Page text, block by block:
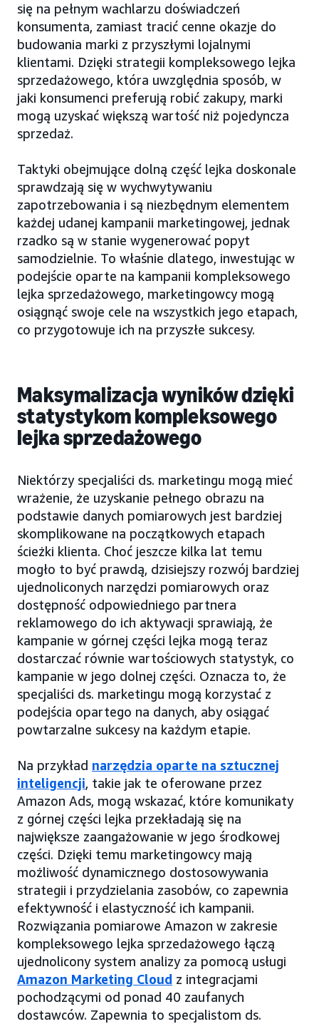
się na pełnym wachlarzu doświadczeń
konsumenta, zamiast tracić cenne okazje do
budowania marki z przyszłymi lojalnymi
klientami. Dzięki strategii kompleksowego lejka
sprzedażowego, która uwzględnia sposób, w
jaki konsumenci preferują robić zakupy, marki
mogą uzyskać większą wartość niż pojedyncza
sprzedaż.
Taktyki obejmujące dolną część lejka doskonale
sprawdzają się w wychwytywaniu
zapotrzebowania i są niezbędnym elementem
każdej udanej kampanii marketingowej, jednak
rzadko są w stanie wygenerować popyt
samodzielnie. To właśnie dlatego, inwestując w
podejście oparte na kampanii kompleksowego
lejka sprzedażowego, marketingowcy mogą
osiągnąć swoje cele na wszystkich jego etapach,
co przygotowuje ich na przyszłe sukcesy.
Maksymalizacja wyników dzięki
statystykom kompleksowego
lejka sprzedażowego
Niektórzy specjaliści ds. marketingu mogą mieć
wrażenie, że uzyskanie pełnego obrazu na
podstawie danych pomiarowych jest bardziej
skomplikowane na początkowych etapach
ścieżki klienta. Choć jeszcze kilka lat temu
mogło to być prawdą, dzisiejszy rozwój bardziej
ujednoliconych narzędzi pomiarowych oraz
dostępność odpowiedniego partnera
reklamowego do ich aktywacji sprawiają, że
kampanie w górnej części lejka mogą teraz
dostarczać równie wartościowych statystyk, co
kampanie w jego dolnej części. Oznacza to, że
specjaliści ds. marketingu mogą korzystać z
podejścia opartego na danych, aby osiągać
powtarzalne sukcesy na każdym etapie.
Na przykład narzędzia oparte na sztucznej
inteligencji, takie jak te oferowane przez
Amazon Ads, mogą wskazać, które komunikaty
z górnej części lejka przekładają się na
największe zaangażowanie w jego środkowej
części. Dzięki temu marketingowcy mają
możliwość dynamicznego dostosowywania
strategii i przydzielania zasobów, co zapewnia
efektywność i elastyczność ich kampanii.
Rozwiązania pomiarowe Amazon w zakresie
kompleksowego lejka sprzedażowego łączą
ujednolicony system analizy za pomocą usługi
Amazon Marketing Cloud z integracjami
pochodzącymi od ponad 40 zaufanych
dostawców. Zapewnia to specjalistom ds.